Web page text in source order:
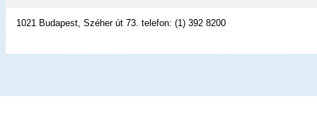
1021 Budapest, Széher út 73. telefon: (1) 392 8200